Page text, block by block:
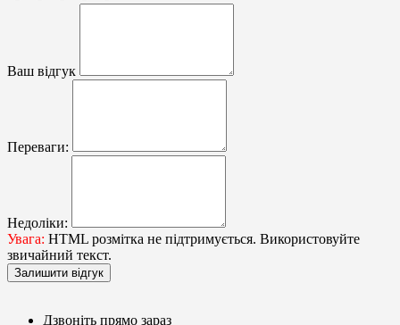
Ваш відгук
Переваги:
Недоліки:
Увага: HTML розмітка не підтримується. Використовуйте
звичайний текст.
Залишити відгук
Дзвоніть прямо зараз